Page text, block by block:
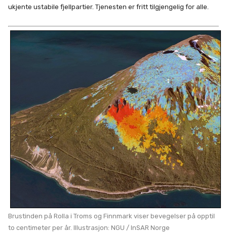
ukjente ustabile fjellpartier. Tjenesten er fritt tilgjengelig for alle.
Brustinden på Rolla i Troms og Finnmark viser bevegelser på opptil
to centimeter per år. Illustrasjon: NGU / InSAR Norge